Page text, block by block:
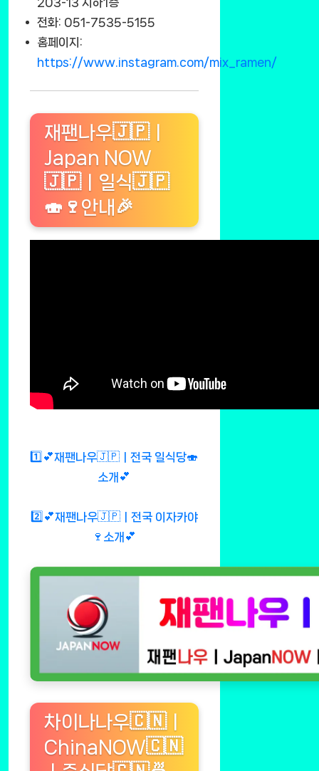
전화: 051-7535-5155
홈페이지:
https://www.instagram.com/mix_ramen/
재팬나우🇯🇵ㅣ
Japan NOW
🇯🇵ㅣ일식🇯🇵
🍣🍷안내🎉
1️⃣💕재팬나우🇯🇵ㅣ전국 일식당🍣
소개💕
2️⃣💕재팬나우🇯🇵ㅣ전국 이자카야
🍷소개💕
차이나나우🇨🇳ㅣ
ChinaNOW🇨🇳